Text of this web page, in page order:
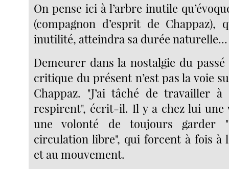
On pense ici à l’arbre inutile
(compagnon d’esprit de Chappaz),
inutilité, atteindra sa durée naturelle...
Demeurer dans la nostalgie du
critique du présent n’est pas la voie
Chappaz. "J’ai tâché de travailler
respirent", écrit-il. Il y a chez lui
une volonté de toujours garder
circulation libre", qui forcent à fois à
et au mouvement.